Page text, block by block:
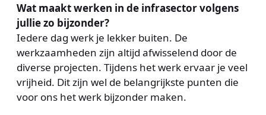
Wat maakt werken in de infrasector volgens
jullie zo bijzonder?
Iedere dag werk je lekker buiten. De
werkzaamheden zijn altijd afwisselend door de
diverse projecten. Tijdens het werk ervaar je veel
vrijheid. Dit zijn wel de belangrijkste punten die
voor ons het werk bijzonder maken.